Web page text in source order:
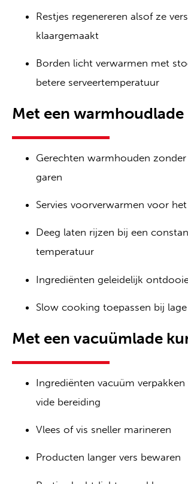
Met een vacuümlade
Ingrediënten vacuüm
vide bereiding
Vlees of vis sneller marineren
Producten langer vers bewaren
Met een warmhoudlade
Gerechten warmhouden
garen
Servies voorverwarmen voor
Deeg laten rijzen bij een
temperatuur
Ingrediënten geleidelijk
Slow cooking toepassen bij
Restjes regenereren alsof ze
klaargemaakt
Borden licht verwarmen met
betere serveertemperatuur